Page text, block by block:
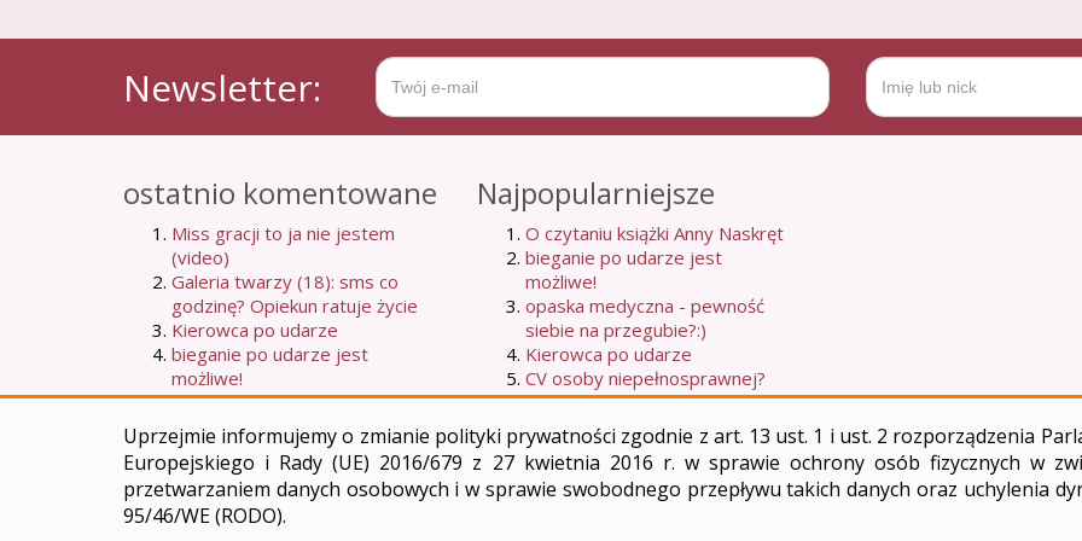
Uprzejmie informujemy o zmianie polityki prywatności zgodnie z art. 13 ust. 1 i ust. 2 rozporządzenia
Europejskiego i Rady (UE) 2016/679 z 27 kwietnia 2016 r. w sprawie ochrony osób fizycznych w
przetwarzaniem danych osobowych i w sprawie swobodnego przepływu takich danych oraz uchylenia
95/46/WE (RODO).
Newsletter:
ostatnio komentowane
Miss gracji to ja nie jestem
(video)
Galeria twarzy (18): sms co
godzinę? Opiekun ratuje życie
Kierowca po udarze
bieganie po udarze jest
możliwe!
Moje dziewiąte udarowe
urodziny: co się zmieniło na
lepsze w moim życiu?
Najpopularniejsze
O czytaniu książki Anny Naskręt
bieganie po udarze jest
możliwe!
opaska medyczna - pewność
siebie na przegubie?:)
Kierowca po udarze
CV osoby niepełnosprawnej?
szukam pracy...
© Copyright 2026Lewaczka.pl